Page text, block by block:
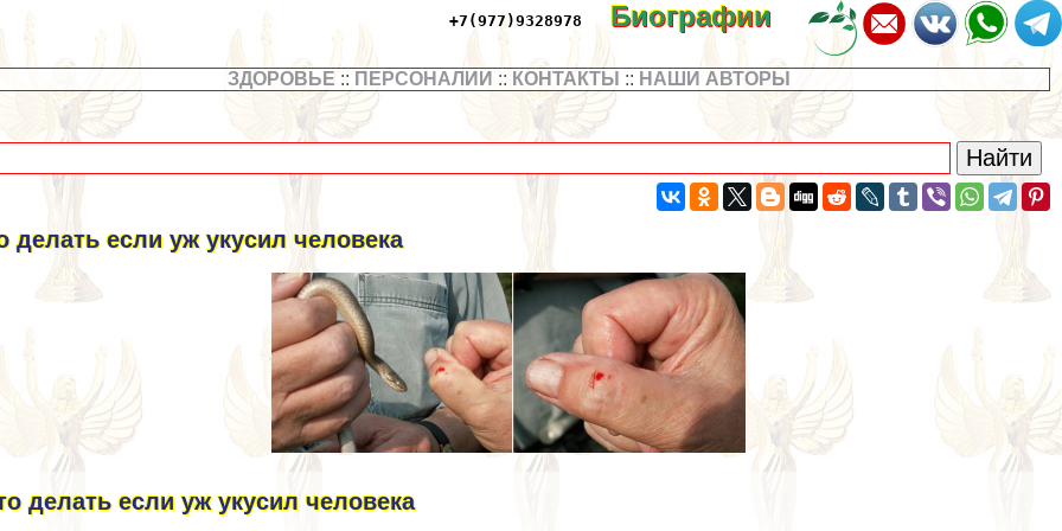
+7(977)9328978 Биографии
ЗДОРОВЬЕ :: ПЕРСОНАЛИИ :: КОНТАКТЫ :: НАШИ АВТОРЫ
делать если уж укусил человека
делать если уж укусил человека